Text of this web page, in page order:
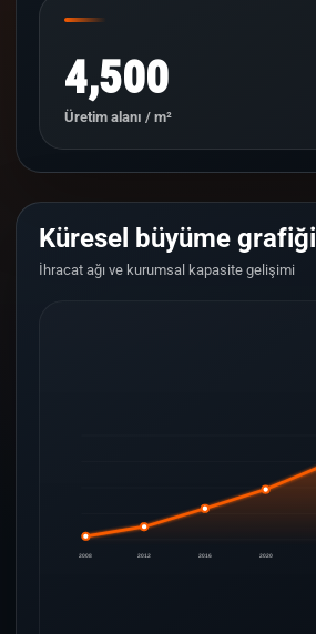
4,500
Üretim alanı / m²
Küresel büyüme grafiği
İhracat ağı ve kurumsal kapasite gelişimi
2008 2012 2016 2020